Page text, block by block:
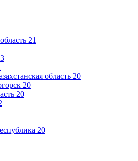
21
3
область 20
20
20
20